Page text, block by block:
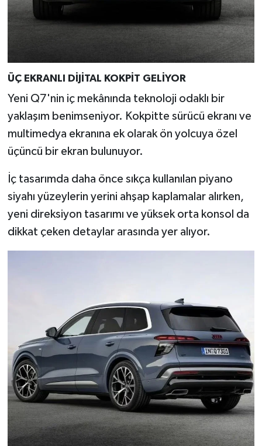
ÜÇ EKRANLI DİJİTAL KOKPİT GELİYOR
Yeni Q7'nin iç mekânında teknoloji odaklı bir
yaklaşım benimseniyor. Kokpitte sürücü ekranı ve
multimedya ekranına ek olarak ön yolcuya özel
üçüncü bir ekran bulunuyor.
İç tasarımda daha önce sıkça kullanılan piyano
siyahı yüzeylerin yerini ahşap kaplamalar alırken,
yeni direksiyon tasarımı ve yüksek orta konsol da
dikkat çeken detaylar arasında yer alıyor.